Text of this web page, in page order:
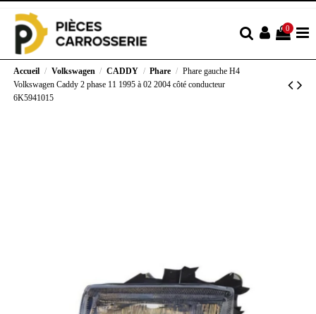
0
Accueil Volkswagen CADDY Phare
Phare gauche H4
Volkswagen Caddy 2 phase 11 1995 à 02 2004 côté conducteur
6K5941015